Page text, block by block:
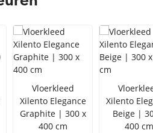
wit
Vloerkleed
Xilento Elegance
Graphite | 300 x
400 cm
Xilento
Beige |
400 cm